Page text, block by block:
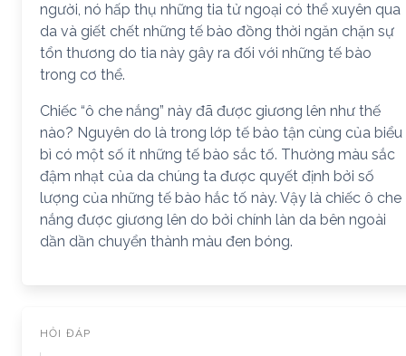
người, nó hấp thụ những tia tử ngoại có thể xuyên qua
da và giết chết những tế bào đồng thời ngăn chặn sự
tổn thương do tia này gây ra đối với những tế bào
trong cơ thể.
Chiếc “ô che nắng” này đã được giương lên như thế
nào? Nguyên do là trong lớp tế bào tận cùng của biểu
bì có một số ít những tế bào sắc tố. Thường màu sắc
đậm nhạt của da chúng ta được quyết định bởi số
lượng của những tế bào hắc tố này. Vậy là chiếc ô che
nắng được giương lên do bởi chính làn da bên ngoài
dần dần chuyển thành màu đen bóng.
HỎI ĐÁP